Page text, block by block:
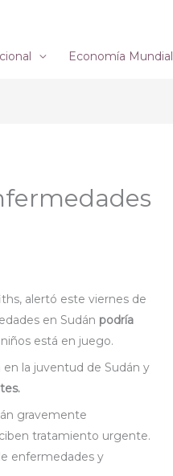
Economía Mundial
alertó este viernes de
en Sudán podría
está en juego.
la juventud de Sudán y
gravemente
tratamiento urgente.
enfermedades y